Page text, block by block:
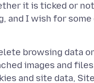
it is ticked or
and I wish for